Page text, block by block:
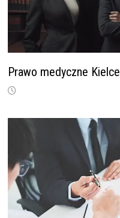
Prawo medyczne Kielce